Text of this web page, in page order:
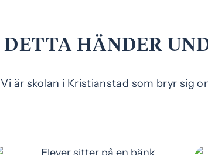
DETTA HÄNDER
Vi är skolan i Kristianstad som bryr sig